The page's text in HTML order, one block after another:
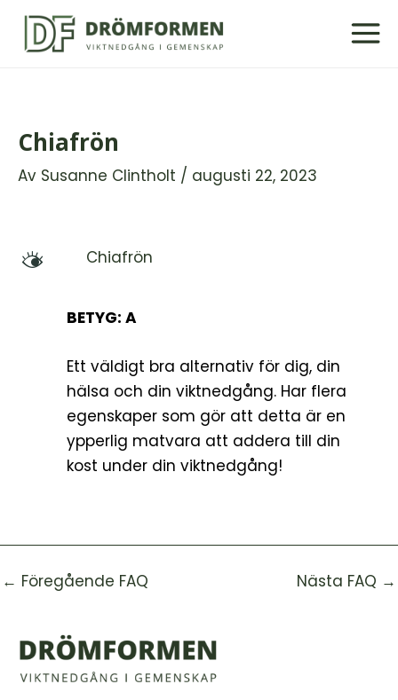
Hoppa
Chiafrön
Av Susanne Clintholt / augusti 22, 2023
M Chiafrön
BETYG: A
Ett väldigt bra alternativ för dig, din
hälsa och din viktnedgång. Har flera
egenskaper som gör att detta är en
ypperlig matvara att addera till din
kost under din viktnedgång!
← Föregående FAQ Nästa FAQ →